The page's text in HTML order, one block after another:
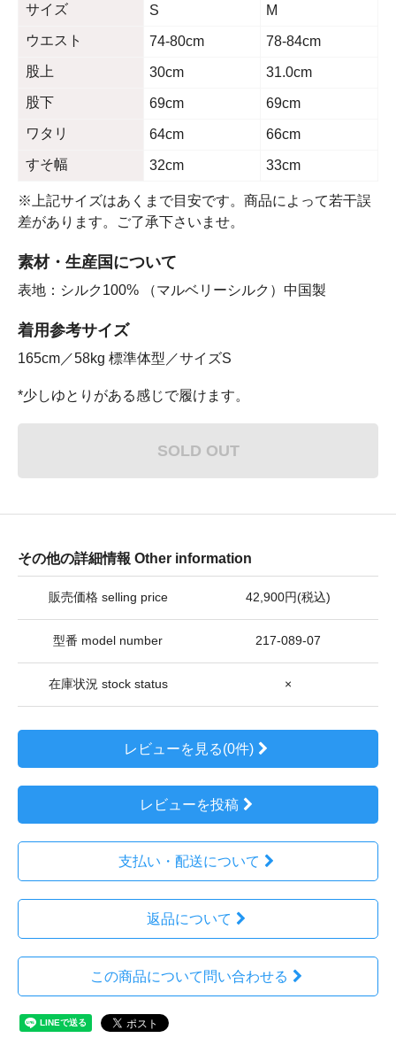
サイズ S
M
ウエスト
74-80cm
78-84cm
股上
30cm
31.0cm
股下
69cm
69cm
ワタリ
64cm
66cm
すそ幅
32cm 33cm
※上記サイズはあくまで目安です。商品によって若干誤
差があります。ご了承下さいませ。
素材・生産国について
表地：シルク100% （マルベリーシルク）中国製
着用参考サイズ
165cm／58kg 標準体型／サイズS
*少しゆとりがある感じで履けます。
SOLD OUT
その他の詳細情報 Other information
販売価格 selling price 42,900円(税込)
型番 model number 217-089-07
在庫状況 stock status ×
レビューを見る(0件)
レビューを投稿
支払い・配送について
返品について
この商品について問い合わせる